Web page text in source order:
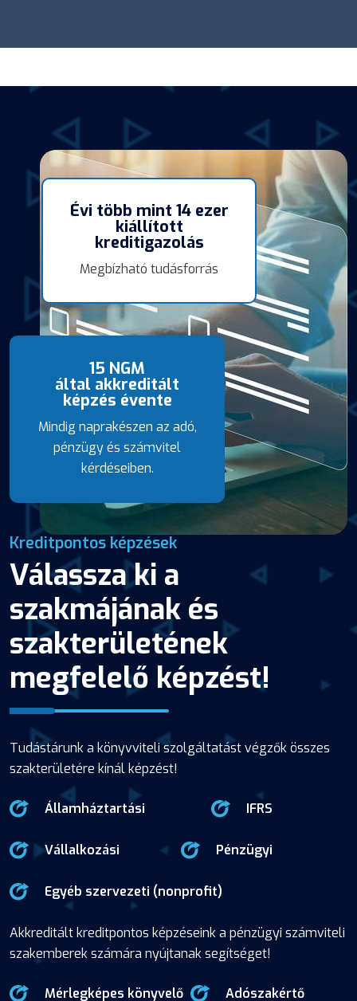
Évi több mint 14 ezer
kiállított
kreditigazolás
Megbízható tudásforrás
15 NGM
által akkreditált
képzés évente
Mindig naprakészen az adó,
pénzügy és számvitel
kérdéseiben.
Kreditpontos képzések
Válassza ki a
szakmájának és
szakterületének
megfelelő képzést!
Tudástárunk a könyvviteli szolgáltatást végzők összes
szakterületére kínál képzést!
Államháztartási IFRS
Vállalkozási Pénzügyi
Egyéb szervezeti (nonprofit)
Akkreditált kreditpontos képzéseink a pénzügyi számviteli
szakemberek számára nyújtanak segítséget!
Mérlegképes könyvelő Adószakértő